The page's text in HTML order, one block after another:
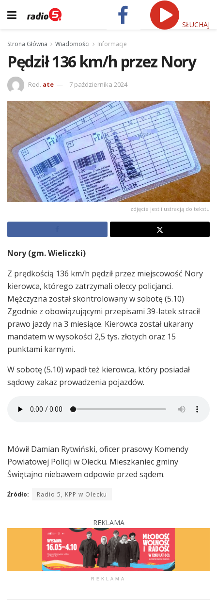
SŁUCHAJ
Strona Główna Wiadomości Informacje
Pędził 136 km/h przez Nory
Red. ate 7 października 2024
zdjęcie jest ilustracją do tekstu
Nory (gm. Wieliczki)
Z prędkością 136 km/h pędził przez miejscowość Nory
kierowca, którego zatrzymali oleccy policjanci.
Mężczyzna został skontrolowany w sobotę (5.10)
Zgodnie z obowiązującymi przepisami 39-latek stracił
prawo jazdy na 3 miesiące. Kierowca został ukarany
mandatem w wysokości 2,5 tys. złotych oraz 15
punktami karnymi.
W sobotę (5.10) wpadł też kierowca, który posiadał
sądowy zakaz prowadzenia pojazdów.
Mówił Damian Rytwiński, oficer prasowy Komendy
Powiatowej Policji w Olecku. Mieszkaniec gminy
Świętajno niebawem odpowie przed sądem.
Źródło: Radio 5, KPP w Olecku
REKLAMA
REKLAMA